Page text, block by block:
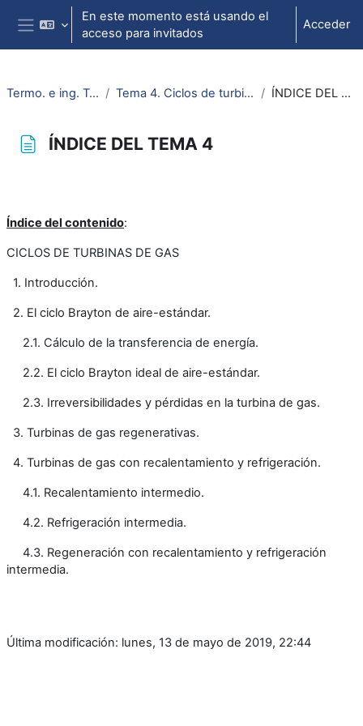
Salta al contenido principal
Panel lateral
En este momento está usando el
acceso para invitados
Acceder
Termo. e ing. Térmica Tema 4. Ciclos de turbina de gas ÍNDICE DEL TEMA 4
ÍNDICE DEL TEMA 4
Índice del contenido:
CICLOS DE TURBINAS DE GAS
1. Introducción.
2. El ciclo Brayton de aire-estándar.
2.1. Cálculo de la transferencia de energía.
2.2. El ciclo Brayton ideal de aire-estándar.
2.3. Irreversibilidades y pérdidas en la turbina de gas.
3. Turbinas de gas regenerativas.
4. Turbinas de gas con recalentamiento y refrigeración.
4.1. Recalentamiento intermedio.
4.2. Refrigeración intermedia.
4.3. Regeneración con recalentamiento y refrigeración
intermedia.
Última modificación: lunes, 13 de mayo de 2019, 22:44